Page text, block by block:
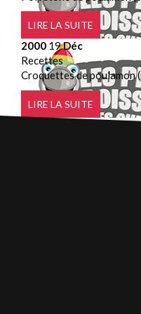
LIRE LA SUITE
2000 19Déc
Recettes
Croquettes de poulamon
LIRE LA SUITE